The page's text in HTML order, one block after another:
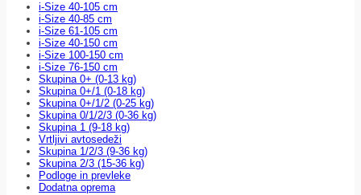
i-Size 40-105 cm
i-Size 40-85 cm
i-Size 61-105 cm
i-Size 40-150 cm
i-Size 100-150 cm
i-Size 76-150 cm
Skupina 0+ (0-13 kg)
Skupina 0+/1 (0-18 kg)
Skupina 0+/1/2 (0-25 kg)
Skupina 0/1/2/3 (0-36 kg)
Skupina 1 (9-18 kg)
Vrtljivi avtosedeži
Skupina 1/2/3 (9-36 kg)
Skupina 2/3 (15-36 kg)
Podloge in prevleke
Dodatna oprema